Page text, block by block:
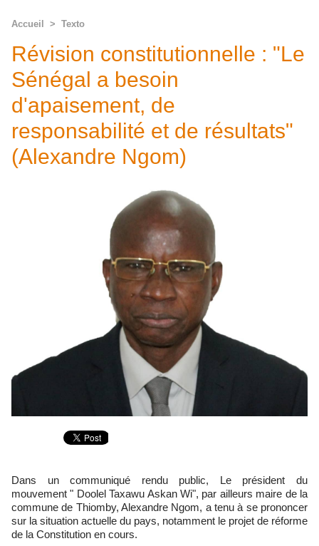
Accueil > Texto
Révision constitutionnelle : "Le
Sénégal a besoin
d'apaisement, de
responsabilité et de résultats"
(Alexandre Ngom)
Dans un communiqué rendu public, Le président du
mouvement " Doolel Taxawu Askan Wi", par ailleurs maire de la
commune de Thiomby, Alexandre Ngom, a tenu à se prononcer
sur la situation actuelle du pays, notamment le projet de réforme
de la Constitution en cours.